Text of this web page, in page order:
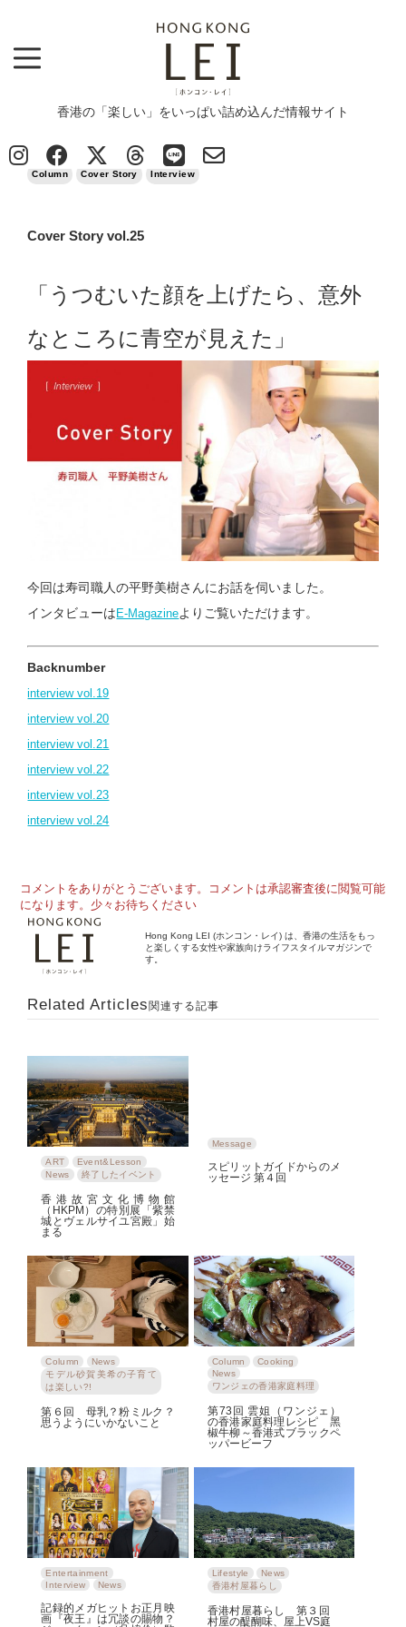
香港の「楽しい」をいっぱい詰め込んだ情報サイト
Column > Cover Story vol.25
Column Cover Story Interview
Cover Story vol.25
「うつむいた顔を上げたら、意外
なところに青空が見えた」
今回は寿司職人の平野美樹さんにお話を伺いました。
インタビューは E-Magazineよりご覧いただけます。
Backnumber
interview vol.19
interview vol.20
interview vol.21
interview vol.22
interview vol.23
interview vol.24
コメントをありがとうございます。コメントは承認審査後に閲覧可能
になります。少々お待ちください
Hong Kong LEI (ホンコン・レイ) は、香港の生活をもっ
と楽しくする女性や家族向けライフスタイルマガジンで
す。
Related Articles 関連する記事
ART
Event&Lesson
News
終了したイベント
香港故宮文化博物館
（HKPM）の特別展「紫禁
城とヴェルサイユ宮殿」始
まる
Message
スピリットガイドからのメ
ッセージ 第４回
Column
News
モデル砂賀美希の子育て
は楽しい?!
第６回 母乳？粉ミルク？
思うようにいかないこと
Column
Cooking
News
ワンジェの香港家庭料理
第73回 雲姐（ワンジェ）
の香港家庭料理レシピ 黑
椒牛柳～香港式ブラックペ
ッパービーフ
Entertainment
Interview
News
記録的メガヒットお正月映
画『夜王』は冗談の賜物？
Lifestyle
News
香港村屋暮らし
香港村屋暮らし 第３回
村屋の醍醐味、屋上VS庭